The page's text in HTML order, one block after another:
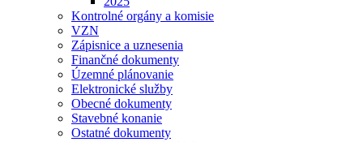
Kontrolné orgány a komisie
VZN
Zápisnice a uznesenia
Finančné dokumenty
Územné plánovanie
Elektronické služby
Obecné dokumenty
Stavebné konanie
Ostatné dokumenty